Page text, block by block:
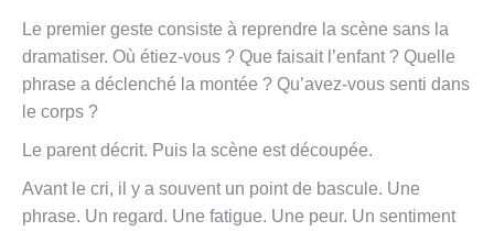
Le premier geste consiste à reprendre la scène sans la
dramatiser. Où étiez-vous ? Que faisait l’enfant ? Quelle
phrase a déclenché la montée ? Qu’avez-vous senti dans
le corps ?
Le parent décrit. Puis la scène est découpée.
Avant le cri, il y a souvent un point de bascule. Une
phrase. Un regard. Une fatigue. Une peur. Un sentiment